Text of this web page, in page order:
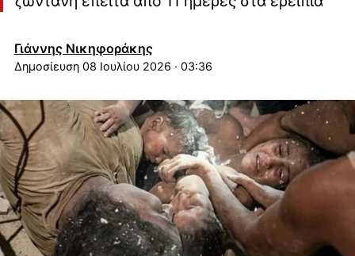
Γιάννης Νικηφοράκης
08 Ιουλίου 2026 · 03:36